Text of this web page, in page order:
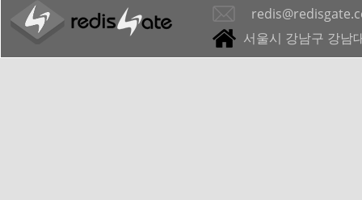
서울시 강남구 강남